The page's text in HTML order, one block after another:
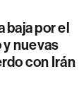
baja por el
nuevas
con Irán